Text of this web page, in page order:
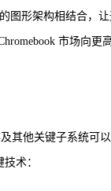
图形架构相结合，
市场向更
其他关键子系统可
术：